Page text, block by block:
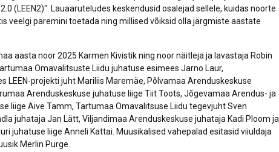
(LEEN2)". Lauaaruteludes keskendusid osalejad sellele, kuidas noorte
veelgi paremini toetada ning millised võiksid olla järgmiste aastate
aasta noor 2025 Karmen Kivistik ning noor näitleja ja lavastaja Robin
Omavalitsuste Liidu juhatuse esimees Jarno Laur,
LEEN-projekti juht Mariliis Maremäe, Põlvamaa Arenduskeskuse
Arenduskeskuse juhatuse liige Tiit Toots, Jõgevamaa Arendus- ja
liige Aive Tamm, Tartumaa Omavalitsuse Liidu tegevjuht Sven
juhataja Jan Lätt, Viljandimaa Arenduskeskuse juhataja Kadi Ploom ja
juhatuse liige Anneli Kattai. Muusikalised vahepalad esitasid viiuldaja
Merlin Purge.